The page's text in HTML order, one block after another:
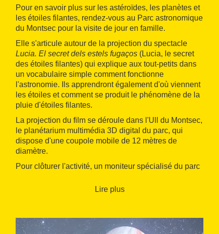
Pour en savoir plus sur les astéroïdes, les planètes et
les étoiles filantes, rendez-vous au Parc astronomique
du Montsec pour la visite de jour en famille.
Elle s'articule autour de la projection du spectacle
Lucia. El secret dels estels fugaços (Lucia, le secret
des étoiles filantes) qui explique aux tout-petits dans
un vocabulaire simple comment fonctionne
l'astronomie. Ils apprendront également d'où viennent
les étoiles et comment se produit le phénomène de la
pluie d'étoiles filantes.
La projection du film se déroule dans l'Ull du Montsec,
le planétarium multimédia 3D digital du parc, qui
dispose d'une coupole mobile de 12 mètres de
diamètre.
Pour clôturer l'activité, un moniteur spécialisé du parc
Où : Àger (Terres de Lleida)
Organise : Parc astronomique du Montsec
Lire plus